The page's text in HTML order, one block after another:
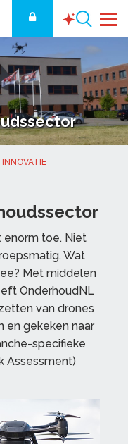
enorm toe. Niet
Wat
Met middelen
OnderhoudNL
van drones
en gekeken naar
specifieke
Assessment)